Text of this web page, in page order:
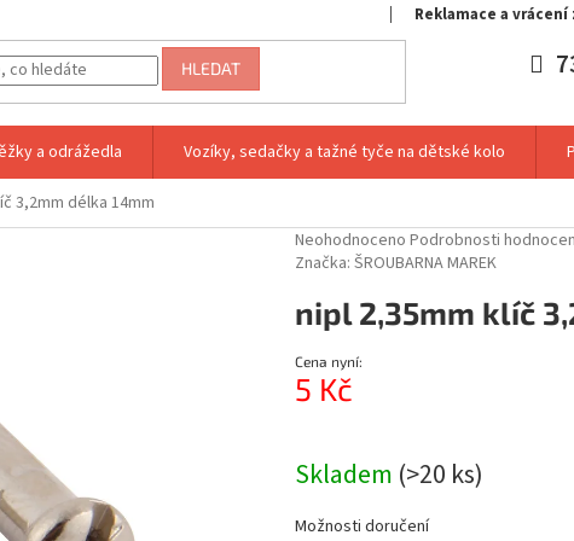
Reklamace a
HLEDAT
a odrážedla Vozíky, sedačky a tažné tyče na dětské kolo
3,2mm délka 14mm
Průměrné
hodnocení
je
0,0
z
5
hvězdiček.
Neohodnoceno Podrobnosti
Značka: ŠROUBARNA MAREK
nipl 2,35mm klíč
Cena nyní:
5 Kč
Skladem (>20 ks)
Možnosti doručení